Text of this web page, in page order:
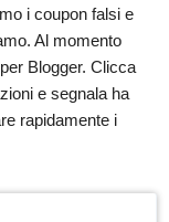
i coupon falsi e
Al momento
Blogger. Clicca
e segnala ha
rapidamente i